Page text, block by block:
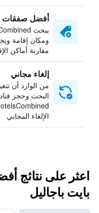
أفضل صفقات
ومكان إقامة
مقارنة أماكن
إلغاء مجاني
من الوارد أن
البحث وحجز
الإلغاء المجاني
اعثر على نتائج
بايت باجاليل